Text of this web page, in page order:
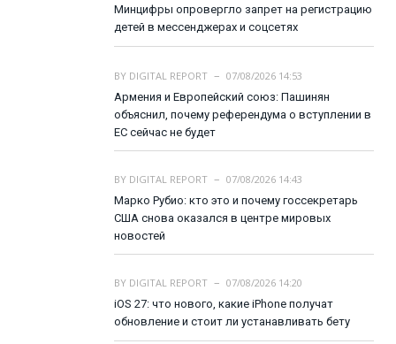
Минцифры опровергло запрет на регистрацию
детей в мессенджерах и соцсетях
BY DIGITAL REPORT
07/08/2026 14:53
Армения и Европейский союз: Пашинян
объяснил, почему референдума о вступлении в
ЕС сейчас не будет
BY DIGITAL REPORT
07/08/2026 14:43
Марко Рубио: кто это и почему госсекретарь
США снова оказался в центре мировых
новостей
BY DIGITAL REPORT
07/08/2026 14:20
iOS 27: что нового, какие iPhone получат
обновление и стоит ли устанавливать бету